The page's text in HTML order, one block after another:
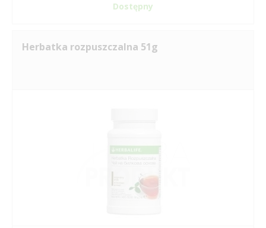
Dostępny
Herbatka rozpuszczalna 51g